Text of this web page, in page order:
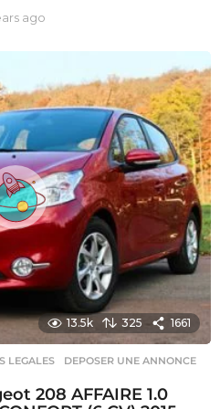
ago
e
r
s
o
13.5k 325 1661
LEGALES ,DEPOSER UNE ANNONCE
208 AFFAIRE 1.0